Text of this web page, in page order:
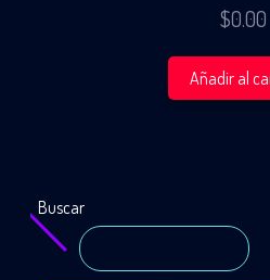
$0.00
Añadir al
Buscar